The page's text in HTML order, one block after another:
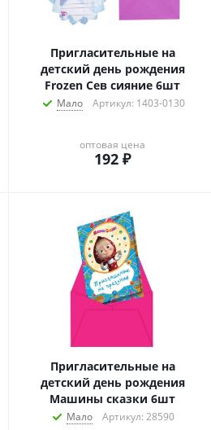
Пригласительные на
детский день рождения
Frozen Сев сияние 6шт
Мало Артикул: 1403-0130
оптовая цена
192 ₽
Пригласительные на
детский день рождения
Машины сказки 6шт
Мало
Артикул: 28590